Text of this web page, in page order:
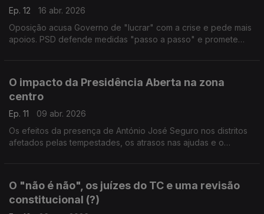
Ep. 12
16 abr. 2026
Oposição acusa Governo de "lucrar" com a crise e pede mais
apoios. PSD defende medidas "passo a passo" e promete
O impacto da Presidência Aberta na zona
centro
Ep. 11
09 abr. 2026
Os efeitos da presença de António José Seguro nos distritos
afetados pelas tempestades, os atrasos nas ajudas e o
O "não é não", os juízes do TC e uma revisão
constitucional (?)